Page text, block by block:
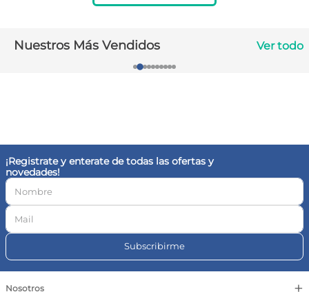
Nuestros Más Vendidos Ver todo
¡Registrate y enterate de todas las ofertas y
novedades!
Subscribirme
Nosotros